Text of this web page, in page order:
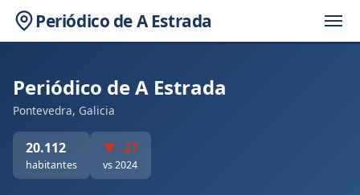
Periódico de A Estrada
Periódico de A Estrada
Pontevedra, Galicia
20.112
habitantes
▼ -27
vs 2024